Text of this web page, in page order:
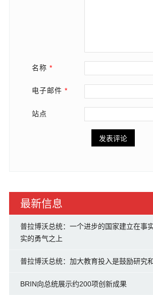
名称 *
电子邮件 *
站点
最新信息
普拉博沃总统：一个进步的国家建立在事
实的勇气之上
普拉博沃总统：加大教育投入是鼓励研究
BRIN向总统展示约200项创新成果